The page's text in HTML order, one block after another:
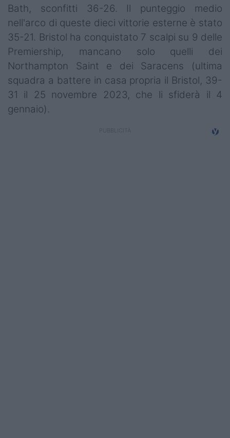
Bath, sconfitti 36-26. Il punteggio medio
nell'arco di queste dieci vittorie esterne è stato
35-21. Bristol ha conquistato 7 scalpi su 9 delle
Premiership, mancano solo quelli dei
Northampton Saint e dei Saracens (ultima
squadra a battere in casa propria il Bristol, 39-
31 il 25 novembre 2023, che li sfiderà il 4
gennaio).